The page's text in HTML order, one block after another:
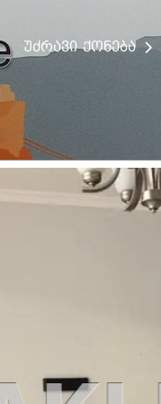
უძრავი ქონება